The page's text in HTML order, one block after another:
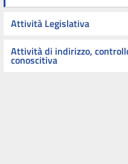
Attività Legislativa
Attività di indirizzo,
conoscitiva